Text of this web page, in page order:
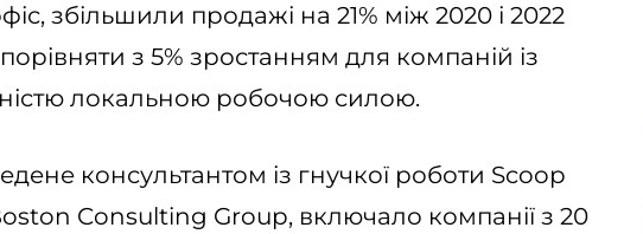
збільшили продажі на 21% між 2020 і 2022
з 5% зростанням для компаній із
локальною робочою силою.
консультантом із гнучкої роботи Scoop
Consulting Group, включало компанії з 20